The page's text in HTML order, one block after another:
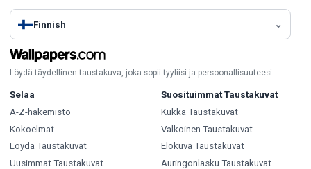
Finnish
Löydä täydellinen taustakuva, joka sopii tyyliisi ja persoonallisuuteesi.
Selaa
A-Z-hakemisto
Kokoelmat
Löydä Taustakuvat
Uusimmat Taustakuvat
Suosituimmat Taustakuvat
Kukka Taustakuvat
Valkoinen Taustakuvat
Elokuva Taustakuvat
Auringonlasku Taustakuvat